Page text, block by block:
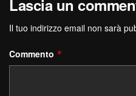
Lascia un
Il tuo indirizzo email non sarà
Commento *